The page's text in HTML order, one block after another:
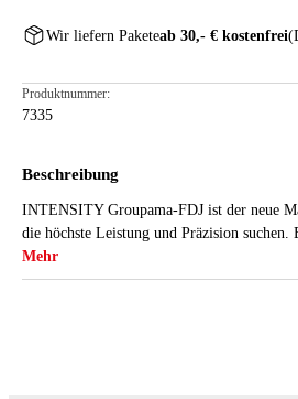
Wir liefern Paketeab 30,- € kostenfrei
Produktnummer:
7335
Beschreibung
INTENSITY Groupama-FDJ ist der neue
die höchste Leistung und Präzision
Mehr